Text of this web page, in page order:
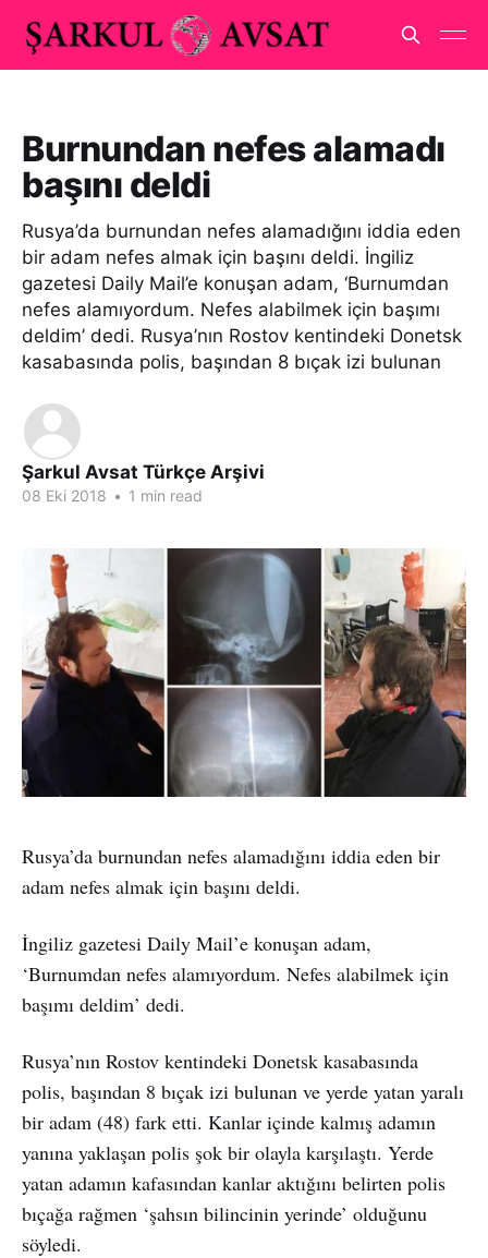
Burnundan nefes alamadı
başını deldi
Rusya’da burnundan nefes alamadığını iddia eden
bir adam nefes almak için başını deldi. İngiliz
gazetesi Daily Mail’e konuşan adam, ‘Burnumdan
nefes alamıyordum. Nefes alabilmek için başımı
deldim’ dedi. Rusya’nın Rostov kentindeki Donetsk
kasabasında polis, başından 8 bıçak izi bulunan
Şarkul Avsat Türkçe Arşivi
08 Eki 2018 • 1 min read
Rusya’da burnundan nefes alamadığını iddia eden bir
adam nefes almak için başını deldi.
İngiliz gazetesi Daily Mail’e konuşan adam,
‘Burnumdan nefes alamıyordum. Nefes alabilmek için
başımı deldim’ dedi.
Rusya’nın Rostov kentindeki Donetsk kasabasında
polis, başından 8 bıçak izi bulunan ve yerde yatan yaralı
bir adam (48) fark etti. Kanlar içinde kalmış adamın
yanına yaklaşan polis şok bir olayla karşılaştı. Yerde
yatan adamın kafasından kanlar aktığını belirten polis
bıçağa rağmen ‘şahsın bilincinin yerinde’ olduğunu
söyledi.